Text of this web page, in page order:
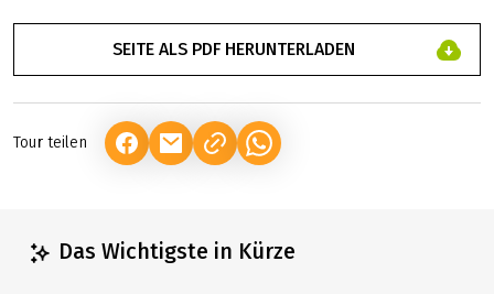
SEITE ALS PDF HERUNTERLADEN
Tour teilen (LINK ÖFFNET IN NEUEM TAB)
(LINK ÖFFNET IN NEUEM TAB)
(LINK ÖFFNET IN NEUEM TAB)
Das Wichtigste in Kürze